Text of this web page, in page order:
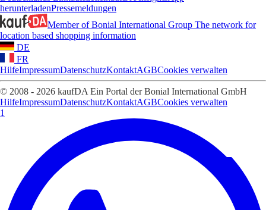
herunterladenPressemeldungen
Member of Bonial International Group The network for
location based shopping information
DE
FR
HilfeImpressumDatenschutzKontaktAGBCookies verwalten
© 2008 - 2026 kaufDA Ein Portal der Bonial International GmbH
HilfeImpressumDatenschutzKontaktAGBCookies verwalten
1